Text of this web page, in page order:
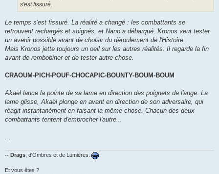
s'est fissuré.
Le temps s'est fissuré. La réalité a changé : les combattants se
retrouvent rechargés et soignés, et Nano a débarqué. Kronos veut tester
un avenir possible avant de choisir du déroulement de l'Histoire.
Mais Kronos jette toujours un oeil sur les autres réalités. Il regarde la fin
avant de rembobiner et de tester autre chose.
CRAOUM-PICH-POUF-CHOCAPIC-BOUNTY-BOUM-BOUM
Akaël lance la pointe de sa lame en direction des poignets de l'ange. La
lame glisse, Akaël plonge en avant en direction de son adversaire, qui
réagit instantanément en faisant la même chose. Chacun des deux
combattants tentent d'embrocher l'autre...
-- Drags, d'Ombres et de Lumières.
Et vous êtes ?